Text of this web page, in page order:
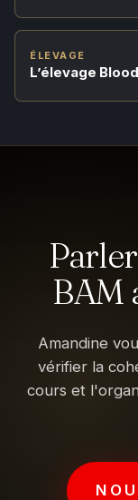
ÉLEVAGE
L’élevage
BAM
Amandine
vérifier la
cours et